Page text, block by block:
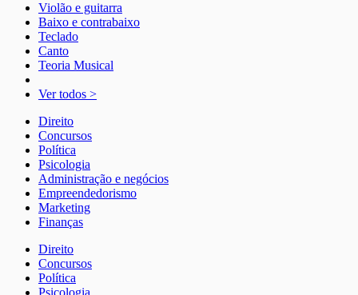
Violão e guitarra
Baixo e contrabaixo
Teclado
Canto
Teoria Musical
Ver todos >
Direito
Concursos
Política
Psicologia
Administração e negócios
Empreendedorismo
Marketing
Finanças
Direito
Concursos
Política
Psicologia